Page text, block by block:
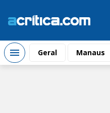
Geral Manaus